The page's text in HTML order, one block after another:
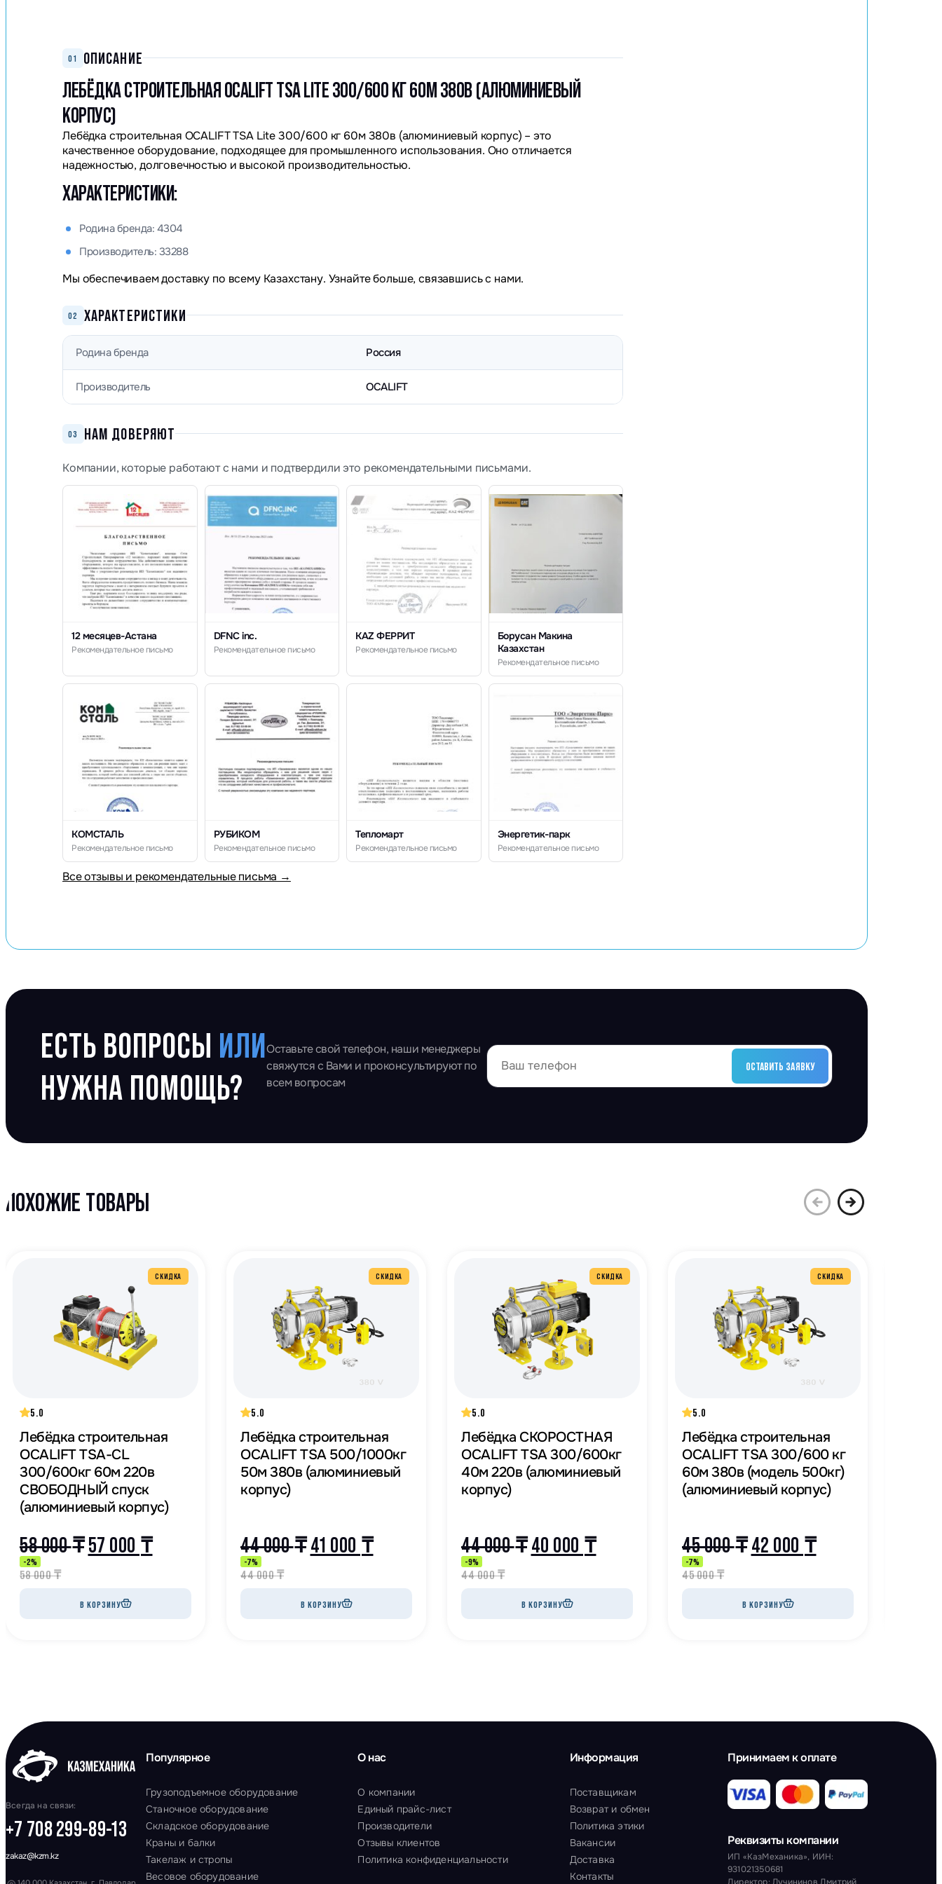
01 ОПИСАНИЕ
ЛЕБЁДКА СТРОИТЕЛЬНАЯ OCALIFT TSA LITE 300/600 КГ 60М 380В (АЛЮМИНИЕВЫЙ
КОРПУС)
Лебёдка строительная OCALIFT TSA Lite 300/600 кг 60м 380в (алюминиевый корпус) – это
качественное оборудование, подходящее для промышленного использования. Оно отличается
надежностью, долговечностью и высокой производительностью.
ХАРАКТЕРИСТИКИ:
Родина бренда: 4304
Производитель: 33288
Мы обеспечиваем доставку по всему Казахстану. Узнайте больше, связавшись с нами.
02 ХАРАКТЕРИСТИКИ
Родина бренда Россия
Производитель OCALIFT
03 НАМ ДОВЕРЯЮТ
Компании, которые работают с нами и подтвердили это рекомендательными письмами.
12 месяцев-Астана
Рекомендательное письмо
DFNC inc.
Рекомендательное письмо
KAZ ФЕРРИТ
Рекомендательное письмо
Борусан Макина
Казахстан
Рекомендательное письмо
КОМСТАЛЬ
Рекомендательное письмо
РУБИКОМ
Рекомендательное письмо
Тепломарт
Рекомендательное письмо
Энергетик-парк
Рекомендательное письмо
Все отзывы и рекомендательные письма →
ЕСТЬ ВОПРОСЫ ИЛИ
НУЖНА ПОМОЩЬ?
Оставьте свой телефон, наши менеджеры
свяжутся с Вами и проконсультируют по
всем вопросам
ОСТАВИТЬ ЗАЯВКУ
ПОХОЖИЕ ТОВАРЫ
СКИДКА
5.0
Лебёдка строительная
OCALIFT TSA-CL
300/600кг 60м 220в
СВОБОДНЫЙ спуск
(алюминиевый корпус)
58 000₸ 57 000 ₸
-2%
58 000₸
В КОРЗИНУ
СКИДКА
5.0
Лебёдка строительная
OCALIFT TSA 500/1000кг
50м 380в (алюминиевый
корпус)
44 000₸ 41 000 ₸
-7%
44 000₸
В КОРЗИНУ
СКИДКА
5.0
Лебёдка СКОРОСТНАЯ
OCALIFT TSA 300/600кг
40м 220в (алюминиевый
корпус)
44 000₸ 40 000 ₸
-9%
44 000₸
В КОРЗИНУ
СКИДКА
5.0
Лебёдка строительная
OCALIFT TSA 300/600 кг
60м 380в (модель 500кг)
(алюминиевый корпус)
45 000₸ 42 000 ₸
-7%
45 000₸
В КОРЗИНУ
Всегда на связи:
+7 708 299-89-13
zakaz@kzm.kz
Популярное
Грузоподъемное оборудование
Станочное оборудование
Складское оборудование
Краны и балки
Такелаж и стропы
Весовое оборудование
О нас
О компании
Единый прайс-лист
Производители
Отзывы клиентов
Политика конфиденциальности
Информация
Поставщикам
Возврат и обмен
Политика этики
Вакансии
Доставка
Контакты
Принимаем к оплате
Реквизиты компании
ИП «КазМеханика», ИИН:
931021350681